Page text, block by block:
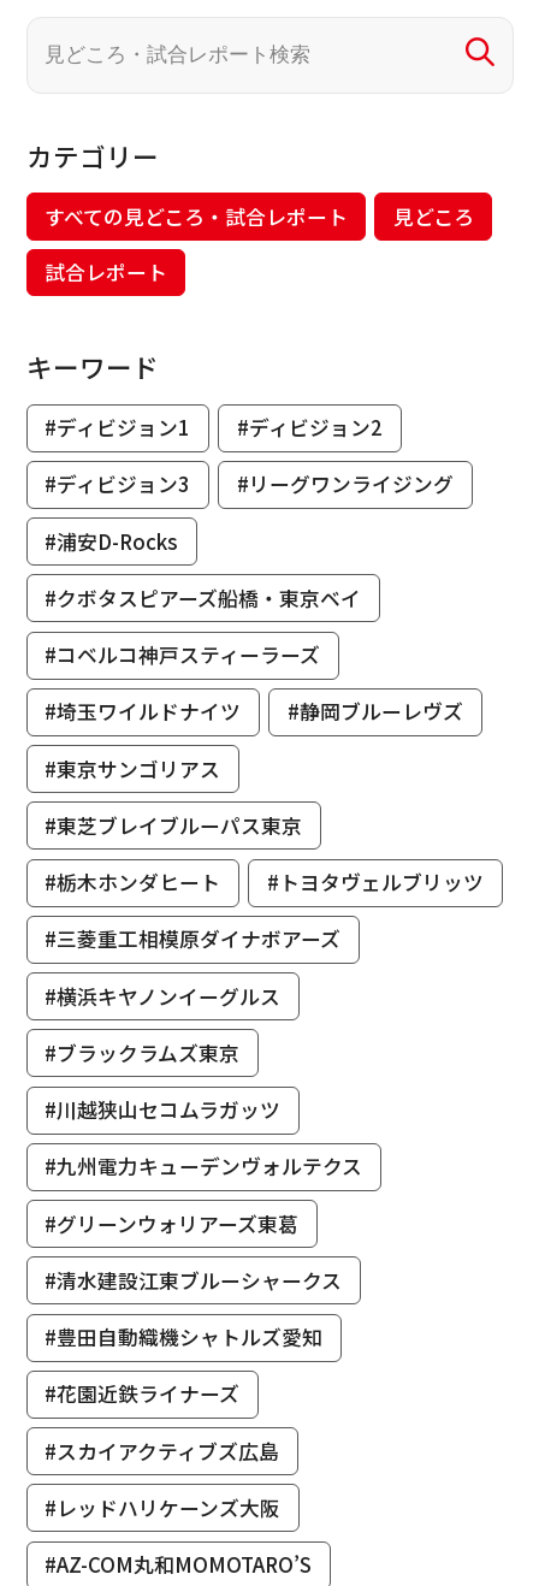
カテゴリー
すべての見どころ・試合レポート
見どころ
試合レポート
キーワード
#ディビジョン1
#ディビジョン2
#ディビジョン3
#リーグワンライジング
#浦安D-Rocks
#クボタスピアーズ船橋・東京ベイ
#コベルコ神戸スティーラーズ
#埼玉ワイルドナイツ
#静岡ブルーレヴズ
#東京サンゴリアス
#東芝ブレイブルーパス東京
#栃木ホンダヒート
#トヨタヴェルブリッツ
#三菱重工相模原ダイナボアーズ
#横浜キヤノンイーグルス
#ブラックラムズ東京
#川越狭山セコムラガッツ
#九州電力キューデンヴォルテクス
#グリーンウォリアーズ東葛
#清水建設江東ブルーシャークス
#豊田自動織機シャトルズ愛知
#花園近鉄ライナーズ
#スカイアクティブズ広島
#レッドハリケーンズ大阪
#AZ-COM丸和MOMOTARO’S